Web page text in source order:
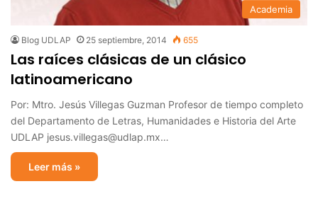
Academia
Blog UDLAP 25 septiembre, 2014 655
Las raíces clásicas de un clásico
latinoamericano
Por: Mtro. Jesús Villegas Guzman Profesor de tiempo completo
del Departamento de Letras, Humanidades e Historia del Arte
UDLAP jesus.villegas@udlap.mx…
Leer más »